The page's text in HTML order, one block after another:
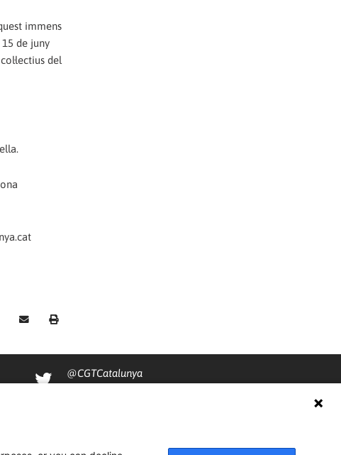
immens
de juny
del
@CGTCatalunya
cgtcatalunya